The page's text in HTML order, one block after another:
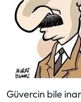
Güvercin bile